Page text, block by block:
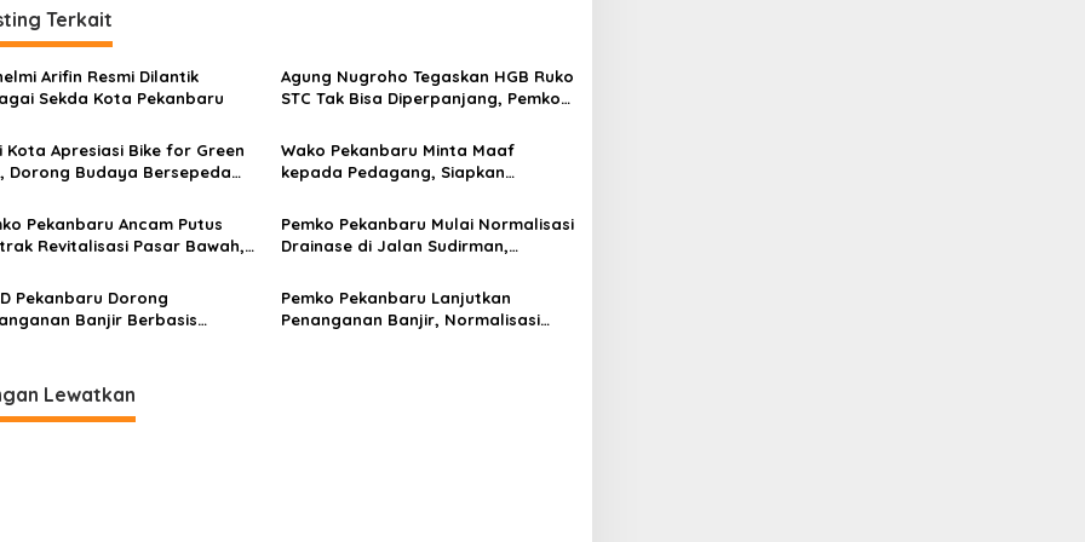
Terkait
Arifin Resmi Dilantik
Sekda Kota Pekanbaru
Agung Nugroho Tegaskan HGB Ruko
STC Tak Bisa Diperpanjang, Pemko
Kota Apresiasi Bike for Green
Dorong Budaya Bersepeda
Wako Pekanbaru Minta Maaf
kepada Pedagang, Siapkan
Pasar Bawah
Pekanbaru Ancam Putus
Revitalisasi Pasar Bawah,
Pemko Pekanbaru Mulai Normalisasi
Drainase di Jalan Sudirman,
Pekanbaru Dorong
Banjir Berbasis
Pemko Pekanbaru Lanjutkan
Penanganan Banjir, Normalisasi
Lewatkan